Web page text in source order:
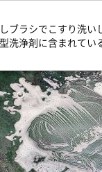
ブラシでこすり洗い
洗浄剤に含まれてい